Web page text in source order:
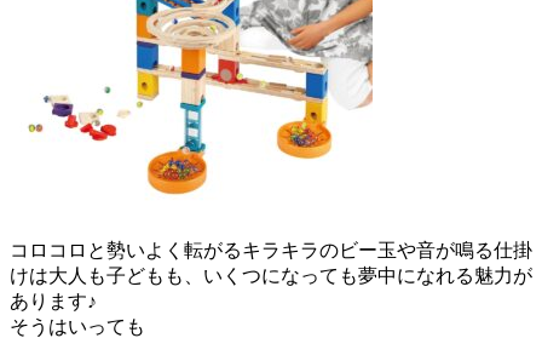
コロコロと勢いよく転がるキラキラのビー玉や音が鳴る仕掛
けは大人も子どもも、いくつになっても夢中になれる魅力が
あります♪
そうはいっても